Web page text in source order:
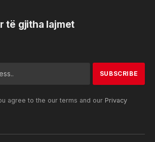
të gjitha lajmet
agree to the our terms and our Privacy